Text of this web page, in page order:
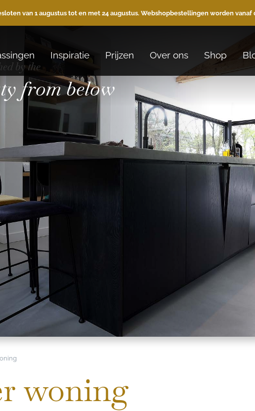
van 1 augustus tot en met 24 augustus. Webshopbestellingen worden
Inspiratie Prijzen Over ons Shop
by the
from below
woning